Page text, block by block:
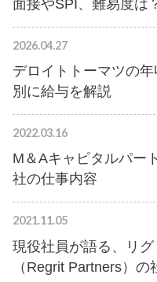
面接やSPI、難易度は
2026.04.27
デロイトトーマツの
別に給与を解説
2022.03.16
M＆Aキャピタルパー
社の仕事内容
2021.11.05
現役社員が語る、リ
（Regrit Partners）の